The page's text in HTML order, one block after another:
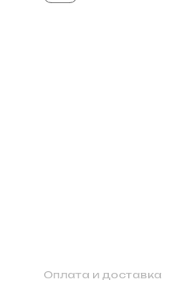
Оплата и доставка